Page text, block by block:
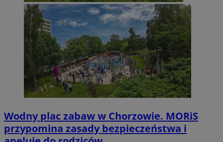
Wodny plac zabaw w Chorzowie. MORiS
przypomina zasady bezpieczeństwa i